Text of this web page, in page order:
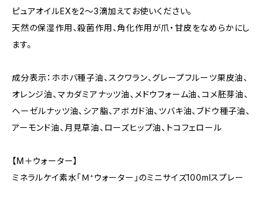
ピュアオイルEXを2〜3滴加えてお使いください。
天然の保湿作用、殺菌作用、角化作用が爪・甘皮をなめらかにし
ます。
成分表示：ホホバ種子油、スクワラン、グレープフルーツ果皮油、
オレンジ油、マカダミアナッツ油、メドウフォーム油、コメ胚芽油、
ヘーゼルナッツ油、シア脂、アボガド油、ツバキ油、ブドウ種子油、
アーモンド油、月見草油、ローズヒップ油、トコフェロール
【M＋ウォーター】
ミネラルケイ素水「Ｍ⁺ウォーター」のミニサイズ100mlスプレー